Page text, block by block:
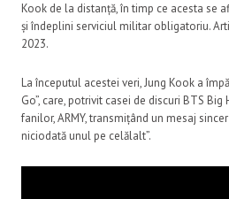
Kook de la distanță, în timp ce acesta se
și îndeplini serviciul militar obligatoriu.
2023.
La începutul acestei veri, Jung Kook a
Go”, care, potrivit casei de discuri BTS Big
fanilor, ARMY, transmițând un mesaj
niciodată unul pe celălalt”.